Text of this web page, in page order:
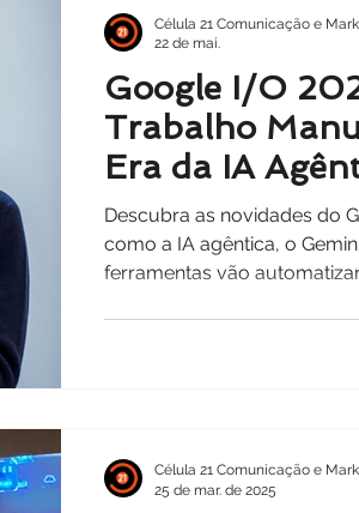
Google I/O
Trabalho
Era da IA
Negócio
Descubra as novidades do
como a IA agêntica, o
ferramentas vão
Célula 21 Comunicação e
22 de mai.
Célula 21 Comunicação e
25 de mar. de 2025